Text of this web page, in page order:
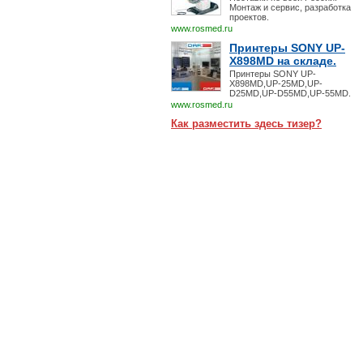
Монтаж и сервис, разработка
проектов.
www.rosmed.ru
Принтеры SONY UP-
X898MD на складе.
Принтеры SONY UP-
X898MD,UP-25MD,UP-
D25MD,UP-D55MD,UP-55MD.
www.rosmed.ru
Как разместить здесь тизер?